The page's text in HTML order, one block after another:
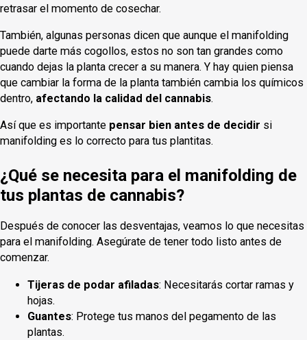
retrasar el momento de cosechar.
También, algunas personas dicen que aunque el manifolding
puede darte más cogollos, estos no son tan grandes como
cuando dejas la planta crecer a su manera. Y hay quien piensa
que cambiar la forma de la planta también cambia los químicos
dentro, afectando la calidad del cannabis.
Así que es importante pensar bien antes de decidir si
manifolding es lo correcto para tus plantitas.
¿Qué se necesita para el manifolding de
tus plantas de cannabis?
Después de conocer las desventajas, veamos lo que necesitas
para el manifolding. Asegúrate de tener todo listo antes de
comenzar.
Tijeras de podar afiladas: Necesitarás cortar ramas y
hojas.
Guantes: Protege tus manos del pegamento de las
plantas.